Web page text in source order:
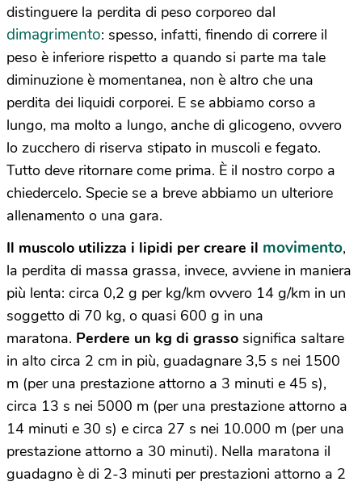
distinguere la perdita di peso corporeo dal
dimagrimento: spesso, infatti, finendo di correre il
peso è inferiore rispetto a quando si parte ma tale
diminuzione è momentanea, non è altro che una
perdita dei liquidi corporei. E se abbiamo corso a
lungo, ma molto a lungo, anche di glicogeno, ovvero
lo zucchero di riserva stipato in muscoli e fegato.
Tutto deve ritornare come prima. È il nostro corpo a
chiedercelo. Specie se a breve abbiamo un ulteriore
allenamento o una gara.
Il muscolo utilizza i lipidi per creare il movimento,
la perdita di massa grassa, invece, avviene in maniera
più lenta: circa 0,2 g per kg/km ovvero 14 g/km in un
soggetto di 70 kg, o quasi 600 g in una
maratona. Perdere un kg di grasso significa saltare
in alto circa 2 cm in più, guadagnare 3,5 s nei 1500
m (per una prestazione attorno a 3 minuti e 45 s),
circa 13 s nei 5000 m (per una prestazione attorno a
14 minuti e 30 s) e circa 27 s nei 10.000 m (per una
prestazione attorno a 30 minuti). Nella maratona il
guadagno è di 2-3 minuti per prestazioni attorno a 2